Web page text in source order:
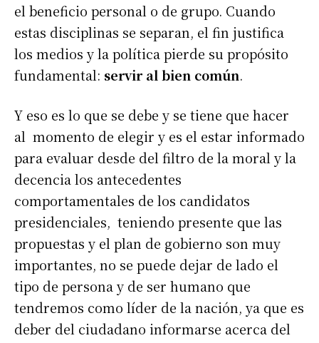
el beneficio personal o de grupo. Cuando
estas disciplinas se separan, el fin justifica
los medios y la política pierde su propósito
fundamental: servir al bien común.
Y eso es lo que se debe y se tiene que hacer
al momento de elegir y es el estar informado
para evaluar desde del filtro de la moral y la
decencia los antecedentes
comportamentales de los candidatos
presidenciales, teniendo presente que las
propuestas y el plan de gobierno son muy
importantes, no se puede dejar de lado el
tipo de persona y de ser humano que
tendremos como líder de la nación, ya que es
deber del ciudadano informarse acerca del